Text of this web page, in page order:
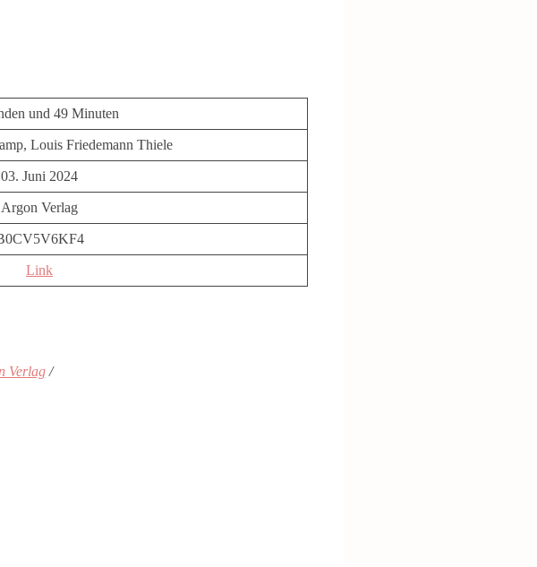
und 49 Minuten
Louis Friedemann Thiele
03. Juni 2024
Argon Verlag
Link
Verlag/